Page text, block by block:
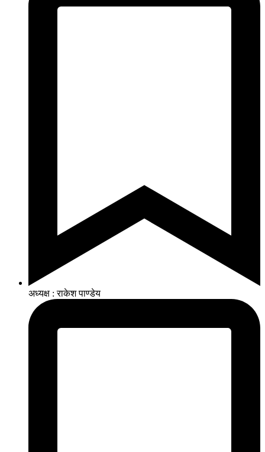
अध्यक्ष : राकेश पाण्डेय